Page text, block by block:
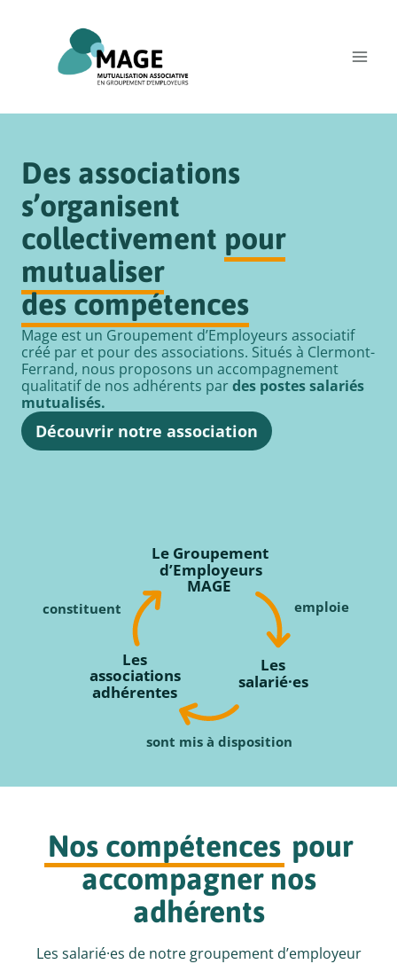
Des associations
s’organisent
collectivement pour
mutualiser
des compétences
Mage est un Groupement d’Employeurs associatif
créé par et pour des associations. Situés à Clermont-
Ferrand, nous proposons un accompagnement
qualitatif de nos adhérents pardes postes salariés
mutualisés.
Découvrir notre association
Le Groupement
d’Employeurs
MAGE
Les
associations
adhérentes
emploie
sont mis à disposition
constituent
Les
salarié·es
Nos compétences pour
accompagner nos
adhérents
Les salarié·es de notre groupement d’employeur